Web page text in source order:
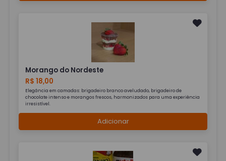
Morango do Nordeste
R$ 18,00
Elegância em camadas: brigadeiro branco aveludado, brigadeiro de
chocolate intenso e morangos frescos, harmonizados para uma experiência
irresistível.
Adicionar